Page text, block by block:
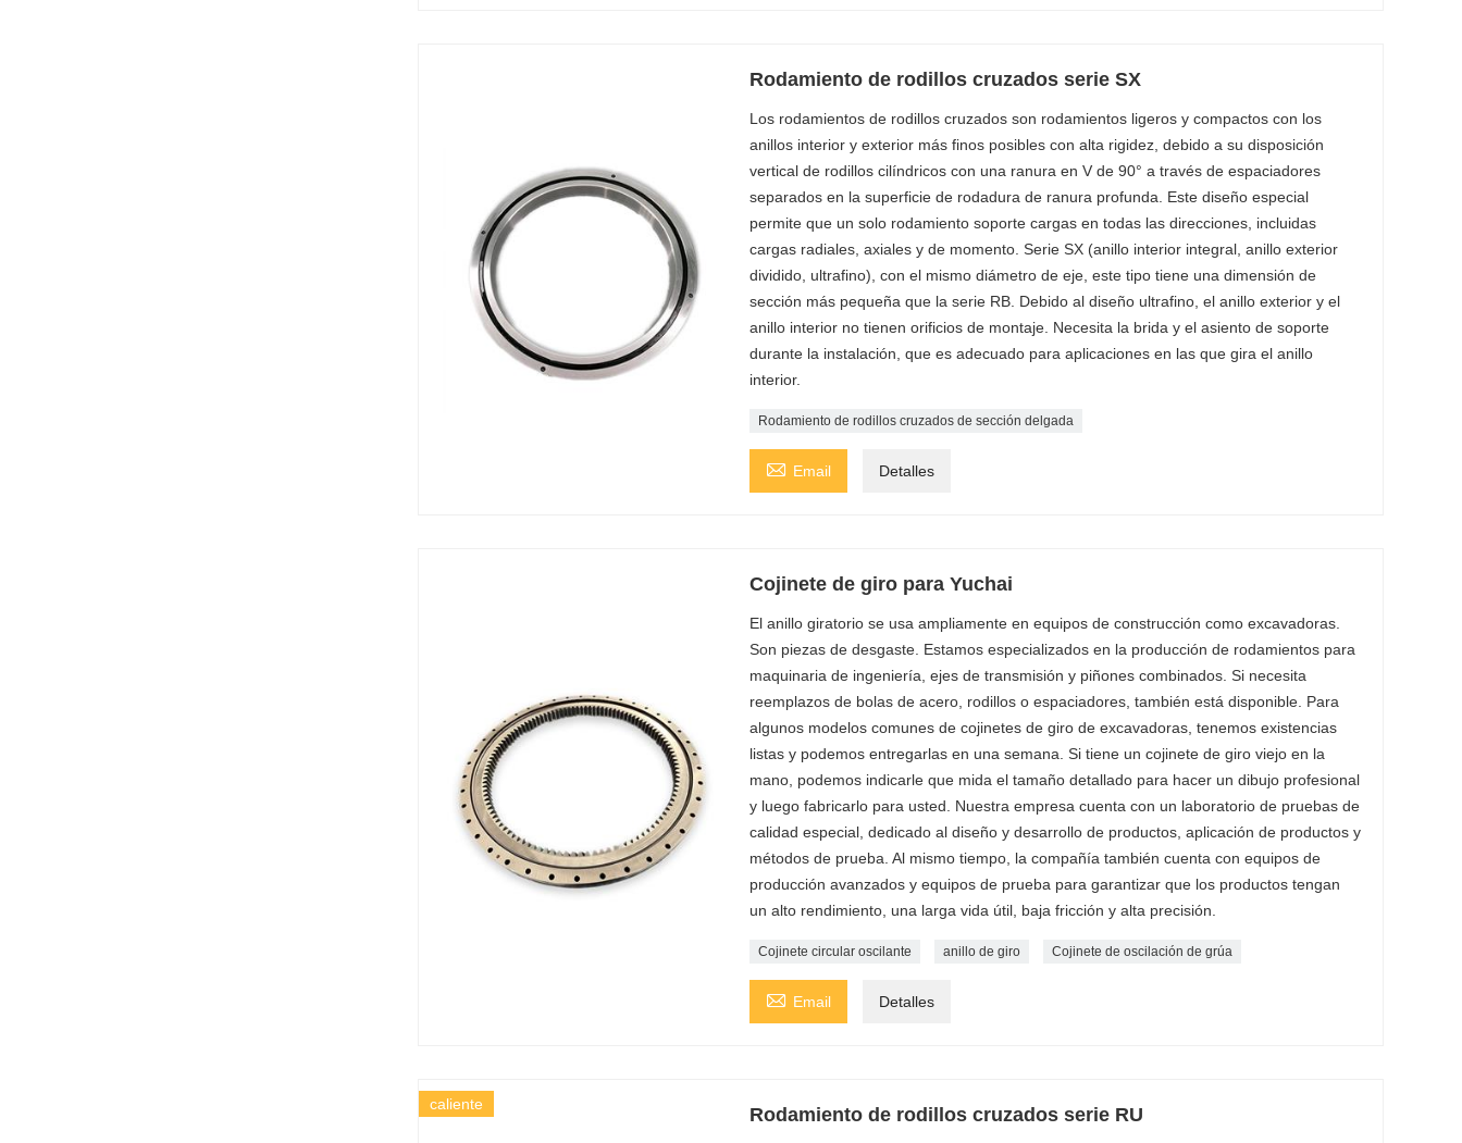
Rodamiento de rodillos cruzados serie SX
Los rodamientos de rodillos cruzados son rodamientos ligeros y compactos con los
anillos interior y exterior más finos posibles con alta rigidez, debido a su disposición
vertical de rodillos cilíndricos con una ranura en V de 90° a través de espaciadores
separados en la superficie de rodadura de ranura profunda. Este diseño especial
permite que un solo rodamiento soporte cargas en todas las direcciones, incluidas
cargas radiales, axiales y de momento. Serie SX (anillo interior integral, anillo exterior
dividido, ultrafino), con el mismo diámetro de eje, este tipo tiene una dimensión de
sección más pequeña que la serie RB. Debido al diseño ultrafino, el anillo exterior y el
anillo interior no tienen orificios de montaje. Necesita la brida y el asiento de soporte
durante la instalación, que es adecuado para aplicaciones en las que gira el anillo
interior.
Rodamiento de rodillos cruzados de sección delgada
 Email Detalles
Cojinete de giro para Yuchai
El anillo giratorio se usa ampliamente en equipos de construcción como excavadoras.
Son piezas de desgaste. Estamos especializados en la producción de rodamientos para
maquinaria de ingeniería, ejes de transmisión y piñones combinados. Si necesita
reemplazos de bolas de acero, rodillos o espaciadores, también está disponible. Para
algunos modelos comunes de cojinetes de giro de excavadoras, tenemos existencias
listas y podemos entregarlas en una semana. Si tiene un cojinete de giro viejo en la
mano, podemos indicarle que mida el tamaño detallado para hacer un dibujo profesional
y luego fabricarlo para usted. Nuestra empresa cuenta con un laboratorio de pruebas de
calidad especial, dedicado al diseño y desarrollo de productos, aplicación de productos y
métodos de prueba. Al mismo tiempo, la compañía también cuenta con equipos de
producción avanzados y equipos de prueba para garantizar que los productos tengan
un alto rendimiento, una larga vida útil, baja fricción y alta precisión.
Cojinete circular oscilante anillo de giro Cojinete de oscilación de grúa
 Email Detalles
caliente Rodamiento de rodillos cruzados serie RU